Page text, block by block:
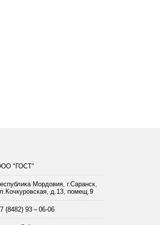
"ГОСТ"
Мордовия, г.Саранск,
д.13, помещ.9
(8482) 93 – 06-06